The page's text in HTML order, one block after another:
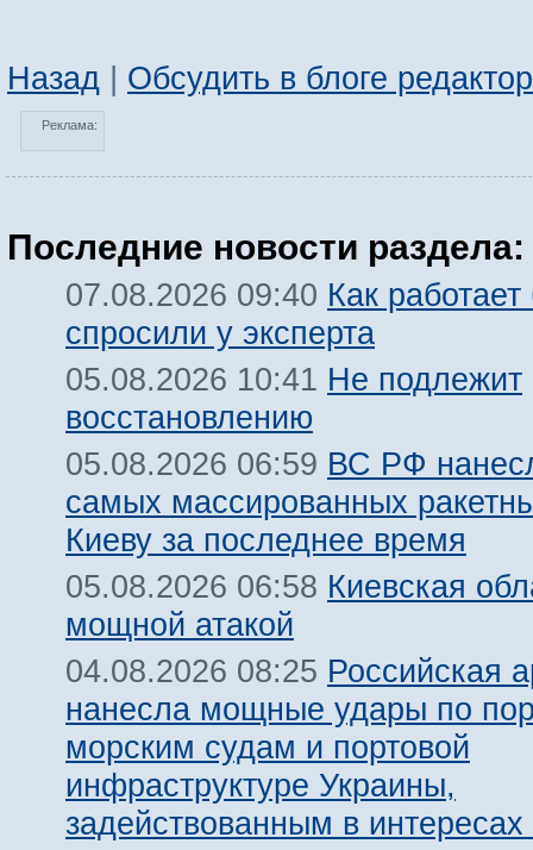
Назад | Обсудить в блоге
Реклама:
Последние новости раздела:
07.08.2026 09:40 Как
спросили у эксперта
05.08.2026 10:41 Не подлежит
восстановлению
05.08.2026 06:59 ВС РФ
самых массированных
Киеву за последнее время
05.08.2026 06:58 Киевская
мощной атакой
04.08.2026 08:25 Российская
нанесла мощные удары по
морским судам и портовой
инфраструктуре Украины,
задействованным в